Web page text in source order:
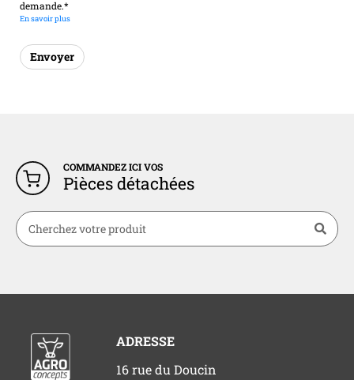
demande.*
En savoir plus
COMMANDEZ ICI VOS
Pièces détachées
ADRESSE
16 rue du Doucin